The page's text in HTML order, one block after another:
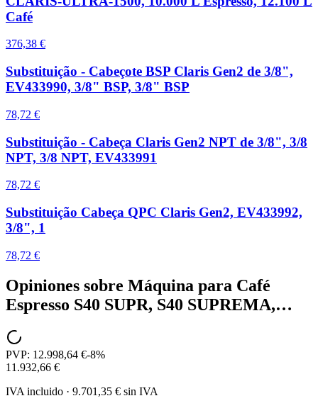
Café
376,38 €
Substituição - Cabeçote BSP Claris Gen2 de 3/8",
EV433990, 3/8" BSP, 3/8" BSP
78,72 €
Substituição - Cabeça Claris Gen2 NPT de 3/8", 3/8
NPT, 3/8 NPT, EV433991
78,72 €
Substituição Cabeça QPC Claris Gen2, EV433992,
3/8", 1
78,72 €
Opiniones sobre Máquina para Café
Espresso S40 SUPR, S40 SUPREMA,…
PVP: 12.998,64 €-8%
11.932,66 €
IVA incluido · 9.701,35 € sin IVA